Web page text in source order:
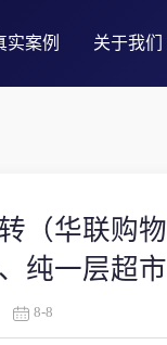
实案例 关于我们
（华联购
纯一层超
8-8